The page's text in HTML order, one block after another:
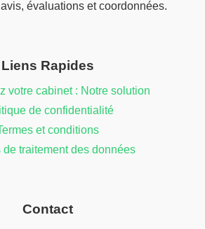
évaluations et coordonnées.
Liens Rapides
votre cabinet : Notre solution
de confidentialité
et conditions
de traitement des données
Contact